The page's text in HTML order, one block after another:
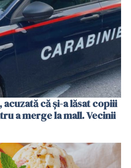
că și-a lăsat copiii
a merge la mall. Vecinii